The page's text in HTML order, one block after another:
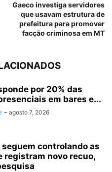
Gaeco investiga servidores
que usavam estrutura de
prefeitura para promover
facção criminosa em MT
por 20% das
em bares e...
- agosto 7, 2026
seguem controlando as
registram novo recuo,